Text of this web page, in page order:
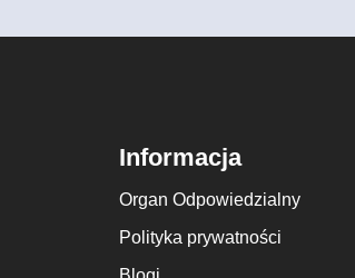
Informacja
Organ Odpowiedzialny
Polityka prywatności